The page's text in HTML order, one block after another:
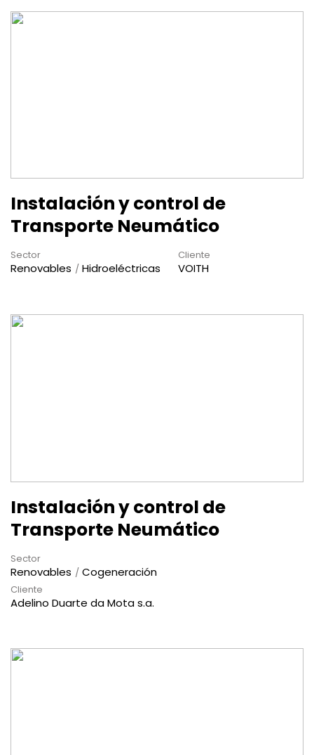
Instalación y control de
Transporte Neumático
Sector
Renovables Hidroeléctricas
Cliente
VOITH
Instalación y control de
Transporte Neumático
Sector
Renovables Cogeneración
Cliente
Adelino Duarte da Mota s.a.